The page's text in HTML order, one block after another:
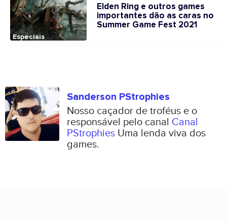
Especiais
Elden Ring e outros games
importantes dão as caras no
Summer Game Fest 2021
Sanderson PStrophies
Nosso caçador de troféus e o
responsável pelo canal Canal
PStrophies Uma lenda viva dos
games.